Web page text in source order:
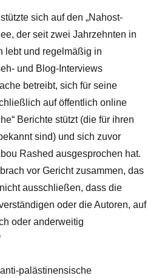
sich auf den „Nahost-
der seit zwei Jahrzehnten in
lebt und regelmäßig in
und Blog-Interviews
betreibt, sich für seine
auf öffentlich online
Berichte stützt (die für ihren
sind) und sich zuvor
Rashed ausgesprochen hat.
vor Gericht zusammen, das
ausschließen, dass die
oder die Autoren, auf
oder anderweitig
palästinensische